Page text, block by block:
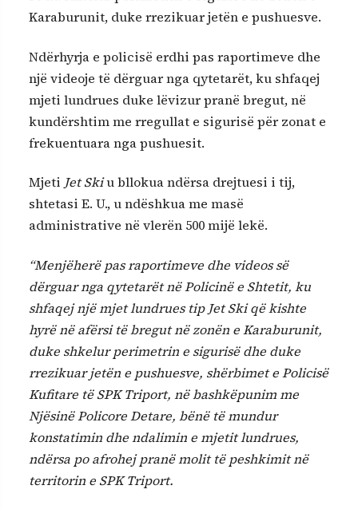
Karaburunit, duke rrezikuar jetën e pushuesve.
Ndërhyrja e policisë erdhi pas raportimeve dhe
një videoje të dërguar nga qytetarët, ku shfaqej
mjeti lundrues duke lëvizur pranë bregut, në
kundërshtim me rregullat e sigurisë për zonat e
frekuentuara nga pushuesit.
Mjeti Jet Skiu bllokua ndërsa drejtuesi i tij,
shtetasi E. U., u ndëshkua me masë
administrative në vlerën 500 mijë lekë.
“Menjëherë pas raportimeve dhe videos së
dërguar nga qytetarët në Policinë e Shtetit, ku
shfaqej një mjet lundrues tip Jet Ski që kishte
hyrë në afërsi të bregut në zonën e Karaburunit,
duke shkelur perimetrin e sigurisë dhe duke
rrezikuar jetën e pushuesve, shërbimet e Policisë
Kufitare të SPK Triport, në bashkëpunim me
Njësinë Policore Detare, bënë të mundur
konstatimin dhe ndalimin e mjetit lundrues,
ndërsa po afrohej pranë molit të peshkimit në
territorin e SPK Triport.